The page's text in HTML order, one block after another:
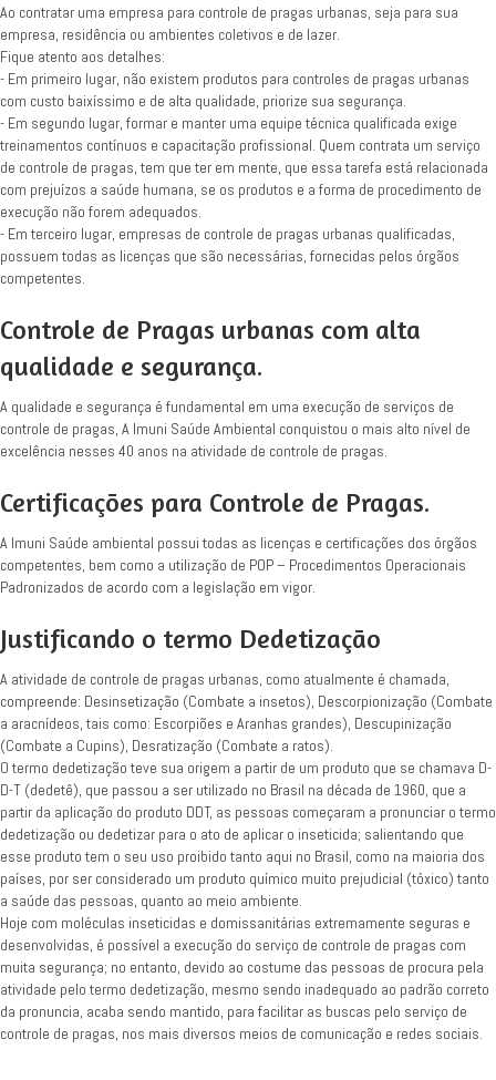
Ao contratar uma empresa para controle de pragas urbanas, seja para sua
empresa, residência ou ambientes coletivos e de lazer.
Fique atento aos detalhes:
- Em primeiro lugar, não existem produtos para controles de pragas urbanas
com custo baixíssimo e de alta qualidade, priorize sua segurança.
- Em segundo lugar, formar e manter uma equipe técnica qualificada exige
treinamentos contínuos e capacitação profissional. Quem contrata um serviço
de controle de pragas, tem que ter em mente, que essa tarefa está relacionada
com prejuízos a saúde humana, se os produtos e a forma de procedimento de
execução não forem adequados.
- Em terceiro lugar, empresas de controle de pragas urbanas qualificadas,
possuem todas as licenças que são necessárias, fornecidas pelos órgãos
competentes.
Controle de Pragas urbanas com alta
qualidade e segurança.
A qualidade e segurança é fundamental em uma execução de serviços de
controle de pragas, A Imuni Saúde Ambiental conquistou o mais alto nível de
excelência nesses 40 anos na atividade de controle de pragas.
Certificações para Controle de Pragas.
A Imuni Saúde ambiental possui todas as licenças e certificações dos órgãos
competentes, bem como a utilização de POP – Procedimentos Operacionais
Padronizados de acordo com a legislação em vigor.
Justificando o termo Dedetização
A atividade de controle de pragas urbanas, como atualmente é chamada,
compreende: Desinsetização (Combate a insetos), Descorpionização (Combate
a aracnídeos, tais como: Escorpiões e Aranhas grandes), Descupinização
(Combate a Cupins), Desratização (Combate a ratos).
O termo dedetização teve sua origem a partir de um produto que se chamava D-
D-T (dedetê), que passou a ser utilizado no Brasil na década de 1960, que a
partir da aplicação do produto DDT, as pessoas começaram a pronunciar o termo
dedetização ou dedetizar para o ato de aplicar o inseticida; salientando que
esse produto tem o seu uso proibido tanto aqui no Brasil, como na maioria dos
países, por ser considerado um produto químico muito prejudicial (tóxico) tanto
a saúde das pessoas, quanto ao meio ambiente.
Hoje com moléculas inseticidas e domissanitárias extremamente seguras e
desenvolvidas, é possível a execução do serviço de controle de pragas com
muita segurança; no entanto, devido ao costume das pessoas de procura pela
atividade pelo termo dedetização, mesmo sendo inadequado ao padrão correto
da pronuncia, acaba sendo mantido, para facilitar as buscas pelo serviço de
controle de pragas, nos mais diversos meios de comunicação e redes sociais.